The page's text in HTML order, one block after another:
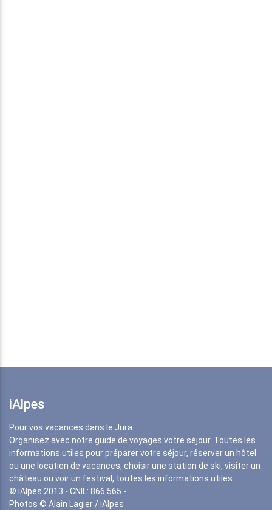
iAlpes
Pour vos vacances dans le Jura
Organisez avec notre guide de voyages votre séjour. Toutes les
informations utiles pour préparer votre séjour, réserver un hôtel
ou une location de vacances, choisir une station de ski, visiter un
château ou voir un festival, toutes les informations utiles.
© iAlpes 2013 - CNIL: 866 565 -
Photos © Alain Lagier / iAlpes